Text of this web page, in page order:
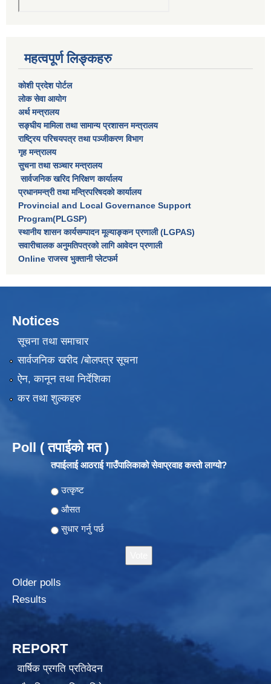
महत्वपूर्ण लिङ्कहरु
कोशी प्रदेश पोर्टल
लाेक सेवा आयाेग
अर्थ मन्त्रालय
सङ्घीय मामिला तथा सामान्य प्रशासन मन्त्रालय
राष्‍ट्रिय परिचयपत्र तथा पञ्‍जीकरण विभाग
गृह मन्त्रालय
सुचना तथा सञ्चार मन्त्रालय
सार्वजनिक खरिद निरिक्षण कार्यालय
प्रधानमन्त्री तथा मन्त्रिपरिषदकाे कार्यालय
Provincial and Local Governance Support
Program(PLGSP)
स्थानीय शासन कार्यसम्पादन मूल्याङ्कन प्रणाली (LGPAS)
सवारीचालक अनुमतिपत्रको लागि आवेदन प्रणाली
Online राजस्व भुक्तानी प्लेटफर्म
Notices
सूचना तथा समाचार
सार्वजनिक खरीद /बोलपत्र सूचना
ऐन, कानून तथा निर्देशिका
कर तथा शुल्कहरु
Poll ( तपाईको मत )
तपाईलाई आठराई गाउँपालिकाको सेवाप्रवाह कस्तो लाग्यो?
Choices
उत्कृष्ट
औसत
सुधार गर्नु पर्छ
Older polls
Results
REPORT
वार्षिक प्रगति प्रतिवेदन